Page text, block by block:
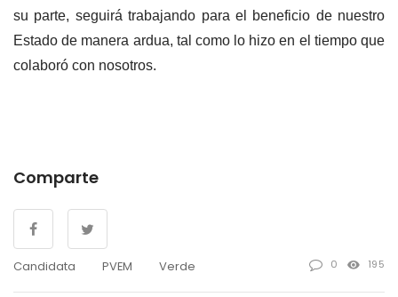
su parte, seguirá trabajando para el beneficio de nuestro
Estado de manera ardua, tal como lo hizo en el tiempo que
colaboró con nosotros.
Comparte
Candidata PVEM Verde 0 195